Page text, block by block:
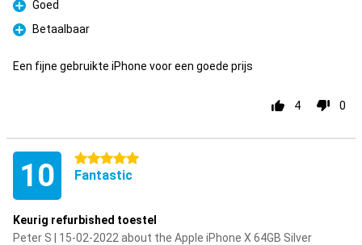
Pro
Goed
Pro
Betaalbaar
Een fijne gebruikte iPhone voor een goede prijs
4 0
10 5 stars
Fantastic
Keurig refurbished toestel
Peter S | 15-02-2022 about the Apple iPhone X 64GB Silver